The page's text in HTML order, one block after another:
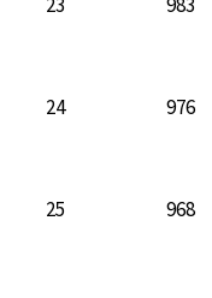
24 976
25 968